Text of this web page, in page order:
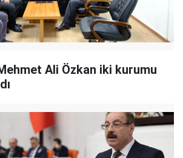
Ali Özkan iki kurumu